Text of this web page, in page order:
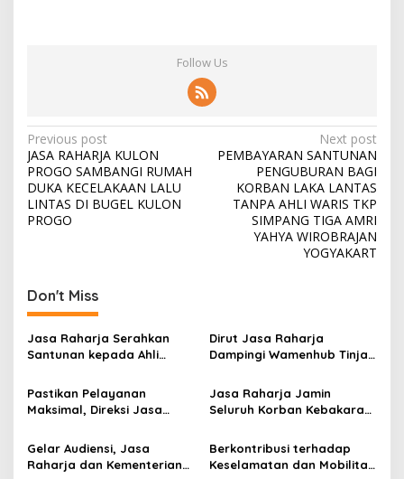
Follow Us
Post
navigation
Previous post
JASA RAHARJA KULON
PROGO SAMBANGI RUMAH
DUKA KECELAKAAN LALU
LINTAS DI BUGEL KULON
PROGO
Next post
PEMBAYARAN SANTUNAN
PENGUBURAN BAGI
KORBAN LAKA LANTAS
TANPA AHLI WARIS TKP
SIMPANG TIGA AMRI
YAHYA WIROBRAJAN
YOGYAKART
Don't Miss
Jasa Raharja Serahkan
Santunan kepada Ahli
KM Mutiara Sentosa II
Dirut Jasa Raharja
Dampingi Wamenhub Tinjau
Mutiara Sentosa II di RS
PHC Surabaya
Pastikan Pelayanan
Maksimal, Direksi Jasa
Kebakaran KM Mutiara
Sentosa II
Jasa Raharja Jamin
Seluruh Korban Kebakaran
Perairan Sumenep
Gelar Audiensi, Jasa
Raharja dan Kementerian
Berkontribusi terhadap
Keselamatan dan Mobilitas